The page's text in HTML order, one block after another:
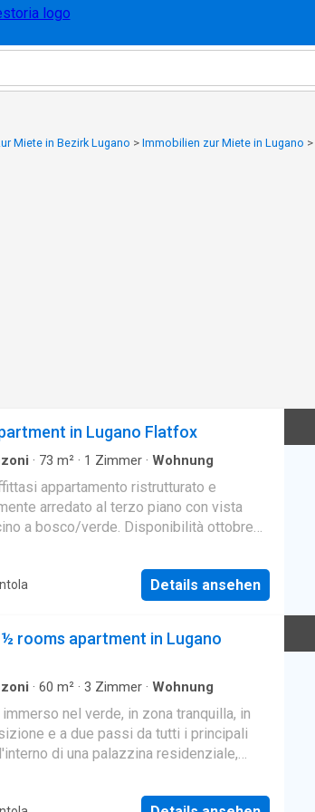
Miete in Bezirk Lugano > Immobilien zur Miete in Lugano >
in Lugano Flatfox
· 73 m² · 1 Zimmer · Wohnung
appartamento ristrutturato e
arredato al terzo piano con vista
a bosco/verde. Disponibilità ottobre
- cucina e zona pranzo;, - camera;, - bagno
e lavatrice;, - camera padronale;, -
con accesso al balcone Inoltre,
e cuscini per tutti i letti Posteggi
vicinanze AFFITTO: 1'600.-
ACCONTO SPESE: 150.- CHF/MESE
CHF/MESE DEPOSITO DI
3 MESI (assicurazione accettata)
MINIMO 2 ANNI
è attualmente in fase di completa
arredato e rifinito come di seguito
Details ansehen
½ rooms apartment in Lugano
· 60 m² · 3 Zimmer · Wohnung
immerso nel verde, in zona tranquilla, in
e a due passi da tutti i principali
di una palazzina residenziale,
circa 50/60 mq commerciali, cosi